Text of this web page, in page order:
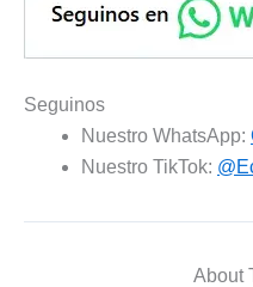
Seguinos
Nuestro WhatsApp:
Nuestro TikTok:
About